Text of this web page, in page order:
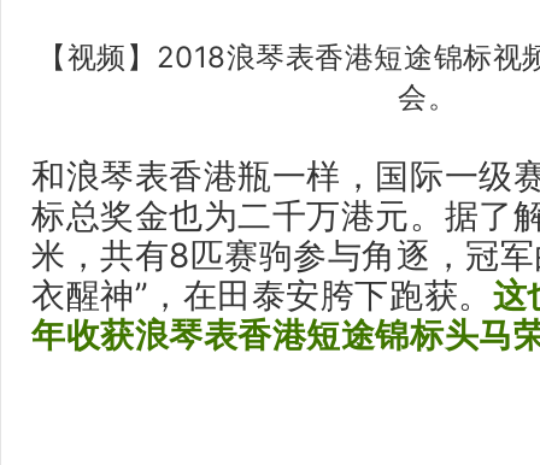
【视频】2018浪琴表香港短途锦标
会。
和浪琴表香港瓶一样，国际一级
标总奖金也为二千万港元。据了
米，共有8匹赛驹参与角逐，冠
衣醒神”，在田泰安胯下跑获。 这
年收获浪琴表香港短途锦标头马